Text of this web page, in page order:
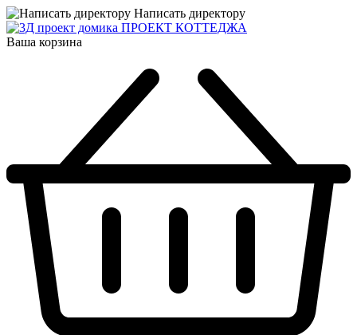
Написать директору
ПРОЕКТ КОТТЕДЖА
Ваша корзина